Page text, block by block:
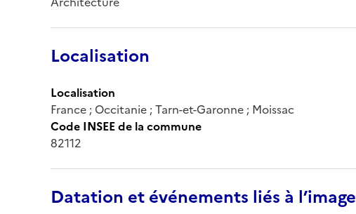
Localisation
Localisation
France ; Occitanie ; Tarn-et-Garonne ; Moissac
Code INSEE de la commune
82112
Datation et événements liés à l’image